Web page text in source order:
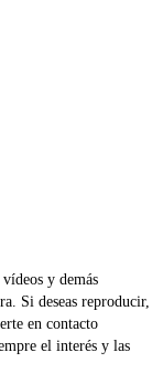
y demás
Si deseas reproducir,
en contacto
el interés y las